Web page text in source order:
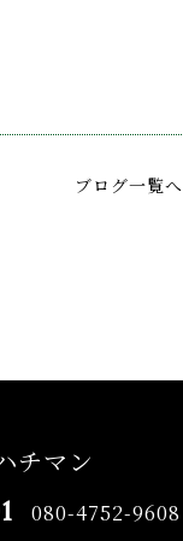
ブログ一覧へ
チマン
080-4752-9608